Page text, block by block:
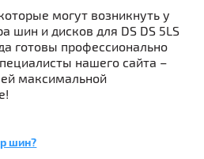
могут возникнуть у
шин и дисков для DS DS 5LS
готовы профессионально
нашего сайта –
максимальной
шин?